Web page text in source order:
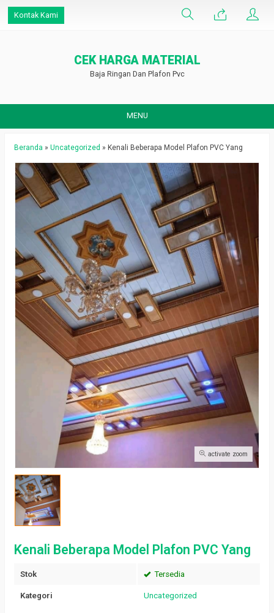
Kontak Kami
CEK HARGA MATERIAL
Baja Ringan Dan Plafon Pvc
MENU
Beranda » Uncategorized » Kenali Beberapa Model Plafon PVC Yang
activate zoom
Kenali Beberapa Model Plafon PVC Yang
Stok Tersedia
Kategori Uncategorized